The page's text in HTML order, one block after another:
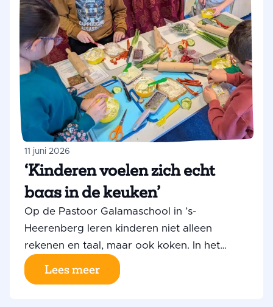
11 juni 2026
‘Kinderen voelen zich echt
baas in de keuken’
Op de Pastoor Galamaschool in ’s-
Heerenberg leren kinderen niet alleen
rekenen en taal, maar ook koken. In het
Gezond Kooklab staan leerlingen uit groep
6, 7 en 8 iedere week zelf in de keuken. Ze
Lees meer